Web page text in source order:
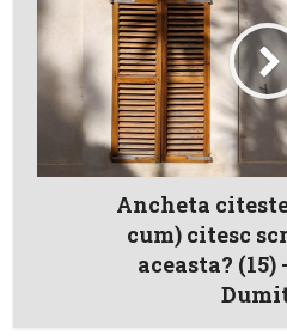
Ancheta
cum) citesc
aceasta? (15)